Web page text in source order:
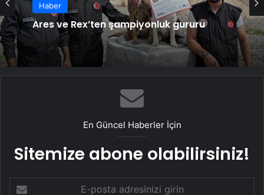
Haber
Ares ve Rex’ten şampiyonluk gururu
En Güncel Haberler İçin
Sitemize abone olabilirsiniz!